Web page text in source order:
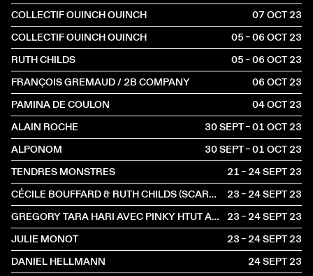
COLLECTIF OUINCH OUINCH
07 OCT2023
COLLECTIF OUINCH OUINCH
05 – 06 OCT2023
RUTH CHILDS
05 – 06 OCT2023
FRANÇOIS GREMAUD / 2B COMPANY
06 OCT2023
PAMINA DE COULON
04 OCT2023
ALAIN ROCHE
30 SEPT – 01 OCT2023
ALPONOM
30 SEPT – 01 OCT2023
TENDRES MONSTRES
21 – 24 SEPT2023
CÉCILE BOUFFARD & RUTH CHILDS (SCARLETT'S)
23 – 24 SEPT2023
GREGORY TARA HARI AVEC PINKY HTUT AUNG
23 – 24 SEPT2023
JULIE MONOT
23 – 24 SEPT2023
DANIEL HELLMANN
24 SEPT2023